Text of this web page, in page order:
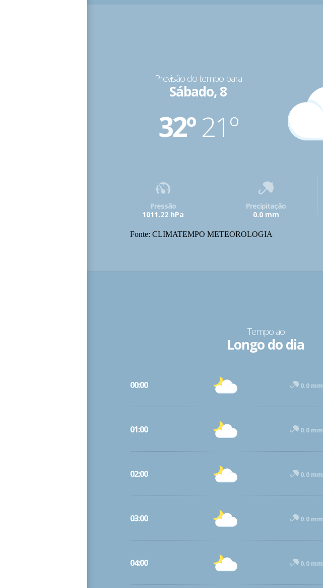
Previsão do tempo para
Sábado, 8
32º21º
Pressão
1011.22 hPa
Precipitação
0.0 mm
Fonte: CLIMATEMPO METEOROLOGIA
Tempo ao
Longo do dia
00:00 0.0 mm
01:00 0.0 mm
02:00 0.0 mm
03:00 0.0 mm
04:00 0.0 mm